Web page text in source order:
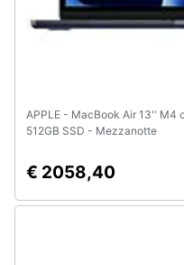
APPLE - MacBook Air 13'' M4
512GB SSD - Mezzanotte
€ 2058,40